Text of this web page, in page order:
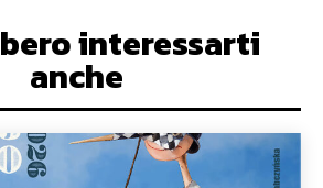
interessarti
anche